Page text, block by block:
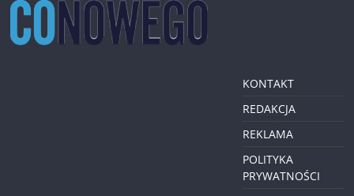
KONTAKT
REDAKCJA
REKLAMA
POLITYKA
PRYWATNOŚCI